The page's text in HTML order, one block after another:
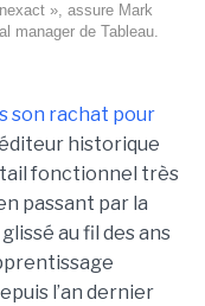
», assure Mark
manager de Tableau.
son rachat pour
historique
fonctionnel très
passant par la
au fil des ans
l’an dernier